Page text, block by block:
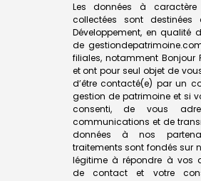
Les données à caractère
collectées sont destinées
Développement, en qualité
de
filiales, notamment Bonjour
et ont pour seul objet de
d’être contacté(e) par un
gestion de patrimoine et si
consenti, de vous
communications et de
données à nos
traitements sont fondés sur
légitime à répondre à vos
de contact et votre